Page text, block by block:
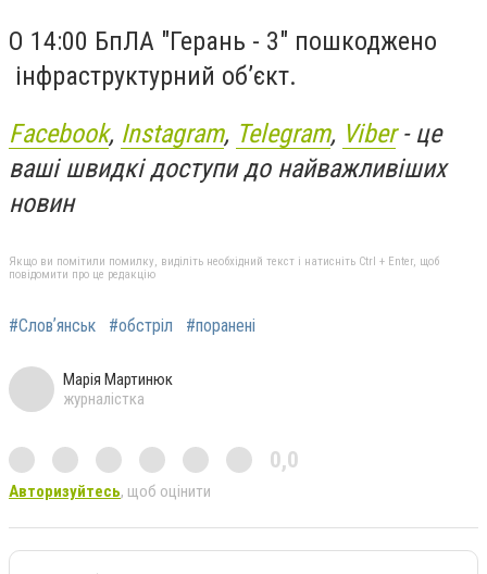
О 14:00 БпЛА "Герань - 3" пошкоджено
інфраструктурний обʼєкт.
Facebook, Instagram, Telegram, Viber- це
ваші швидкі доступи до найважливіших
новин
Якщо ви помітили помилку, виділіть необхідний текст і натисніть Ctrl + Enter, щоб
повідомити про це редакцію
#Словʼянськ #обстріл #поранені
Марія Мартинюк
журналістка
0,0
Авторизуйтесь, щоб оцінити